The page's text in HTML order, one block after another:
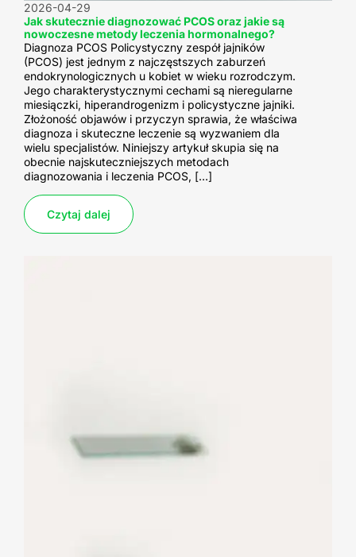
Jak skutecznie diagnozować PCOS oraz jakie są
nowoczesne metody leczenia hormonalnego?
2026-04-29
Diagnoza PCOS Policystyczny zespół jajników
(PCOS) jest jednym z najczęstszych zaburzeń
endokrynologicznych u kobiet w wieku rozrodczym.
Jego charakterystycznymi cechami są nieregularne
miesiączki, hiperandrogenizm i policystyczne jajniki.
Złożoność objawów i przyczyn sprawia, że właściwa
diagnoza i skuteczne leczenie są wyzwaniem dla
wielu specjalistów. Niniejszy artykuł skupia się na
obecnie najskuteczniejszych metodach
diagnozowania i leczenia PCOS, […]
Czytaj dalej